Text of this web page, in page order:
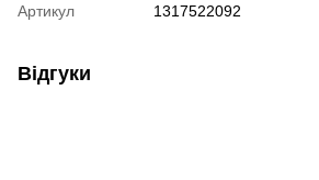
Артикул 1317522092
Відгуки